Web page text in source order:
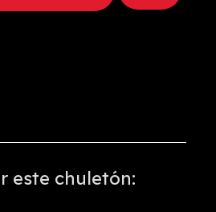
este chuletón: